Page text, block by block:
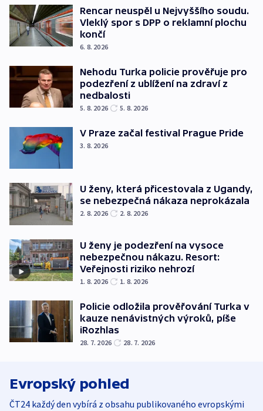
Rencar neuspěl u Nejvyššího soudu.
Vleklý spor s DPP o reklamní plochu
končí
6. 8. 2026
Nehodu Turka policie prověřuje pro
podezření z ublížení na zdraví z
nedbalosti
5. 8. 2026 5. 8. 2026
V Praze začal festival Prague Pride
3. 8. 2026
U ženy, která přicestovala z Ugandy,
se nebezpečná nákaza neprokázala
2. 8. 2026 2. 8. 2026
U ženy je podezření na vysoce
nebezpečnou nákazu. Resort:
Veřejnosti riziko nehrozí
1. 8. 2026 1. 8. 2026
Policie odložila prověřování Turka v
kauze nenávistných výroků, píše
iRozhlas
28. 7. 2026 28. 7. 2026
Evropský pohled
ČT24 každý den vybírá z obsahu publikovaného evropskými